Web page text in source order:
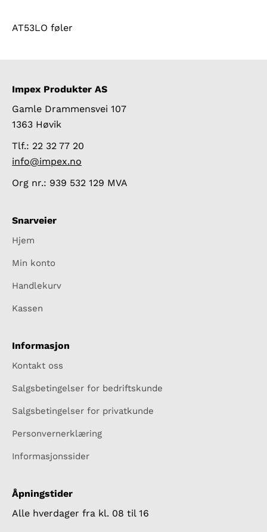
AT53LO føler
Impex Produkter AS
Gamle Drammensvei 107
1363 Høvik
Tlf.: 22 32 77 20
info@impex.no
Org nr.: 939 532 129 MVA
Snarveier
Hjem
Min konto
Handlekurv
Kassen
Informasjon
Kontakt oss
Salgsbetingelser for bedriftskunde
Salgsbetingelser for privatkunde
Personvernerklæring
Informasjonssider
Åpningstider
Alle hverdager fra kl. 08 til 16